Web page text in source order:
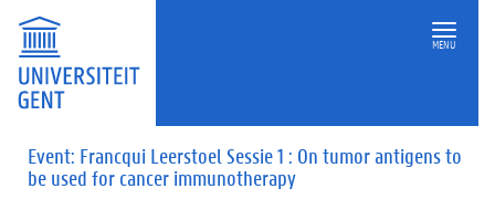
MENU
Event: Francqui Leerstoel Sessie 1 : On tumor antigens to
be used for cancer immunotherapy